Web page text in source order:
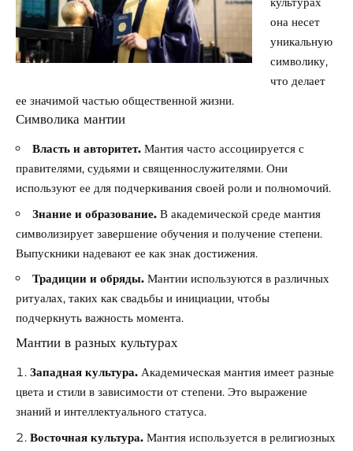
она несет
уникальную
символику,
что делает
ее значимой частью общественной жизни.
Символика мантии
Власть и авторитет. Мантия часто ассоциируется с
правителями, судьями и священнослужителями. Они
используют ее для подчеркивания своей роли и полномочий.
Знание и образование. В академической среде мантия
символизирует завершение обучения и получение степени.
Выпускники надевают ее как знак достижения.
Традиции и обряды. Мантии используются в различных
ритуалах, таких как свадьбы и инициации, чтобы
подчеркнуть важность момента.
Мантии в разных культурах
Западная культура. Академическая мантия имеет разные
цвета и стили в зависимости от степени. Это выражение
знаний и интеллектуального статуса.
Восточная культура. Мантия используется в религиозных